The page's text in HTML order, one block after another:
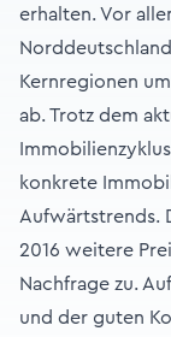
erhalten. Vor
Kernregionen
ab. Trotz dem
konkrete
Aufwärtstrends.
2016 weitere
Nachfrage zu.
und der guten